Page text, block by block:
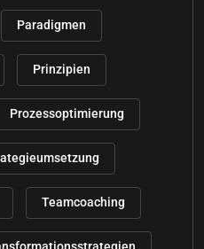
Paradigmen
Prinzipien
Prozessoptimierung
Teamcoaching